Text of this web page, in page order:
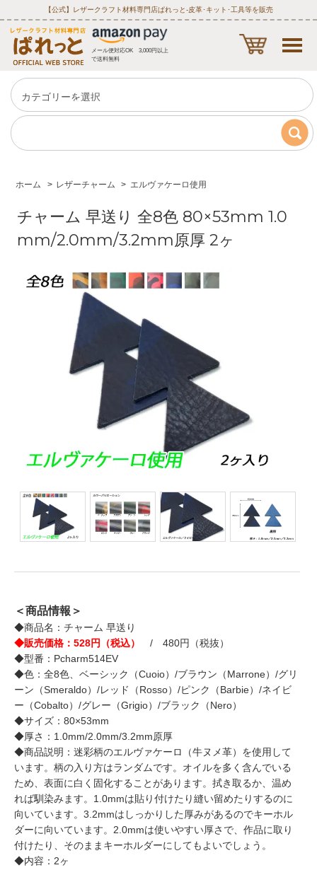
【公式】レザークラフト材料専門店ぱれっと‐皮革･キット･工具等を販売
メール便対応OK 3,000円以上
で送料無料
ホーム > レザーチャーム > エルヴァケーロ使用
チャーム 早送り 全8色 80×53mm 1.0
mm/2.0mm/3.2mm原厚 2ヶ
＜商品情報＞
◆商品名：チャーム 早送り
◆販売価格：528円（税込）
/ 480円（税抜）
◆型番：Pcharm514EV
◆色：全8色、ベーシック（Cuoio）/ブラウン（Marrone）/グリ
ーン（Smeraldo）/レッド（Rosso）/ピンク（Barbie）/ネイビ
ー（Cobalto）/グレー（Grigio）/ブラック（Nero）
◆サイズ：80×53mm
◆厚さ：1.0mm/2.0mm/3.2mm原厚
◆商品説明：迷彩柄のエルヴァケーロ（牛ヌメ革）を使用して
います。柄の入り方はランダムです。オイルを多く含んでいる
ため、表面に白く固化することがあります。拭き取るか、温め
れば馴染みます。1.0mmは貼り付けたり縫い留めたりするのに
向いています。3.2mmはしっかりした厚みがあるのでキーホル
ダーに向いています。2.0mmは使いやすい厚さで、作品に取り
付けたり、そのままキーホルダーにしてもよいでしょう。
◆内容：2ヶ